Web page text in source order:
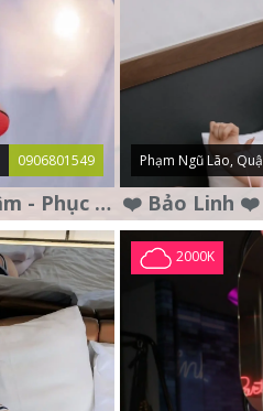
0906801549
Ngọc Duyên ♥️ Siêu Dâm - Phục Vụ Tận Tình - Chu Đáo
Phạm Ngũ Lão,
2000K